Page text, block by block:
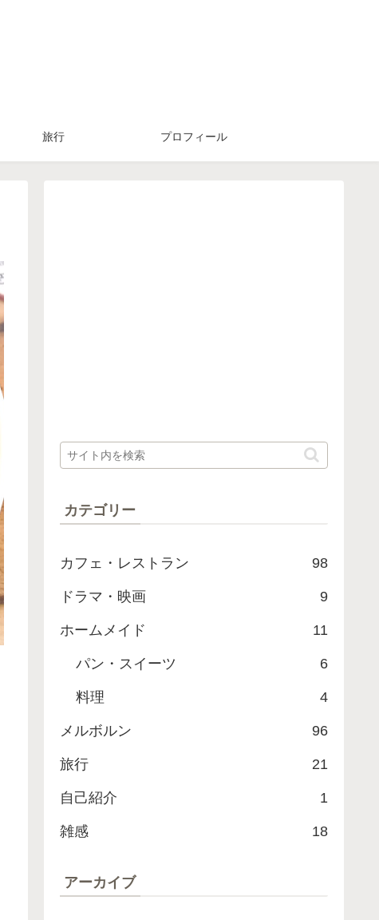
旅行 プロフィール
カテゴリー
カフェ・レストラン 98
ドラマ・映画 9
ホームメイド 11
パン・スイーツ 6
料理 4
メルボルン 96
旅行 21
自己紹介 1
雑感 18
アーカイブ